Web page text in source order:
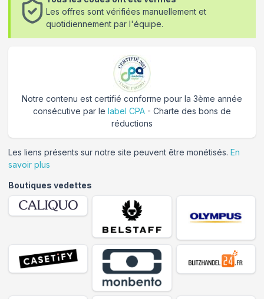
Les offres sont vérifiées manuellement et
quotidiennement par l'équipe.
Notre contenu est certifié conforme pour la 3ème année
consécutive par le label CPA - Charte des bons de
réductions
Les liens présents sur notre site peuvent être monétisés. En
savoir plus
Boutiques vedettes